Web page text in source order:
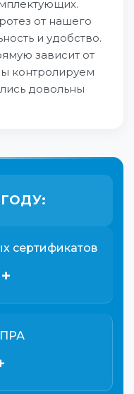
от нашего
и удобство.
зависит от
контролируем
довольны
ГОДУ:
сертификатов
+